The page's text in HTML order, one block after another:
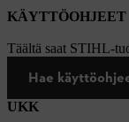
KÄYTTÖOHJEET
Täältä saat STIHL-
Hae
UKK